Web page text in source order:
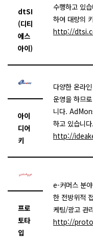
수행하고 있
하여 대량의
http://
dtSI
(디티
에스
아이)
다양한 온라
운영을 하므
니다.
하고 있습니다.
http://
아이
디어
키
e-커머스 분
한 전방위적
케팅/광고 관
http://
프로
토타
입